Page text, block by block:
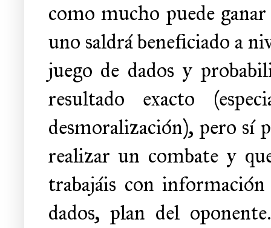
como mucho puede
uno saldrá beneficiado a
juego de dados y
resultado exacto
desmoralización), pero sí
realizar un combate y
trabajáis con
dados, plan del